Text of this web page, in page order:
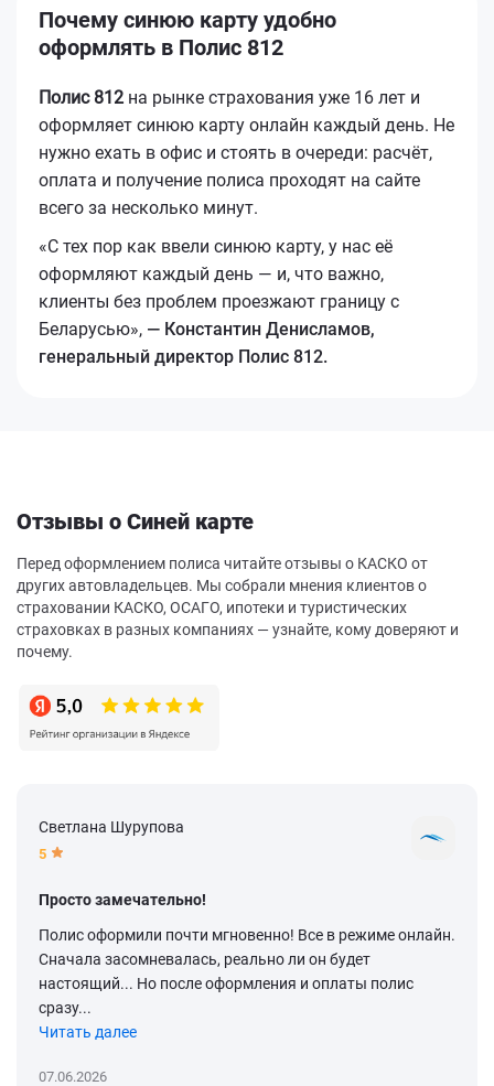
Почему синюю карту удобно
оформлять в Полис 812
Полис 812 на рынке страхования уже 16 лет и
оформляет синюю карту онлайн каждый день. Не
нужно ехать в офис и стоять в очереди: расчёт,
оплата и получение полиса проходят на сайте
всего за несколько минут.
«С тех пор как ввели синюю карту, у нас её
оформляют каждый день — и, что важно,
клиенты без проблем проезжают границу с
Беларусью», — Константин Денисламов,
генеральный директор Полис 812.
Отзывы о Синей карте
Перед оформлением полиса читайте отзывы о КАСКО от
других автовладельцев. Мы собрали мнения клиентов о
страховании КАСКО, ОСАГО, ипотеки и туристических
страховках в разных компаниях — узнайте, кому доверяют и
почему.
Светлана Шурупова
5
Просто замечательно!
Полис оформили почти мгновенно! Все в режиме онлайн.
Сначала засомневалась, реально ли он будет
настоящий... Но после оформления и оплаты полис
сразу...
Читать далее
07.06.2026